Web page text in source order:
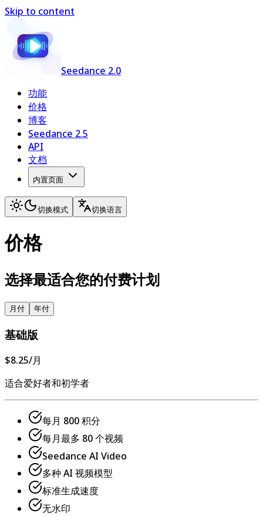
Skip to content
Seedance 2.0
功能
价格
博客
Seedance 2.5
API
文档
内置页面
切换模式 切换语言
价格
选择最适合您的付费计划
月付 年付
基础版
$8.25/月
适合爱好者和初学者
每月 800 积分
每月最多 80 个视频
Seedance AI Video
多种 AI 视频模型
标准生成速度
无水印